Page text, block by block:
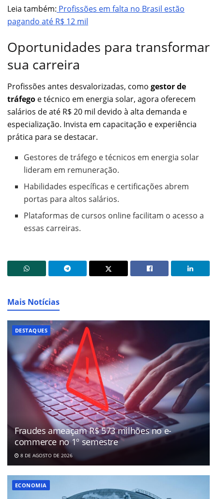
Leia também: Profissões em falta no Brasil estão
pagando até R$ 12 mil
Oportunidades para transformar
sua carreira
Profissões antes desvalorizadas, como gestor de
tráfego e técnico em energia solar, agora oferecem
salários de até R$ 20 mil devido à alta demanda e
especialização. Invista em capacitação e experiência
prática para se destacar.
Gestores de tráfego e técnicos em energia solar
lideram em remuneração.
Habilidades específicas e certificações abrem
portas para altos salários.
Plataformas de cursos online facilitam o acesso a
essas carreiras.
Mais Notícias
DESTAQUES
Fraudes ameaçam R$ 573 milhões no e-
commerce no 1º semestre
8 DE AGOSTO DE 2026
ECONOMIA